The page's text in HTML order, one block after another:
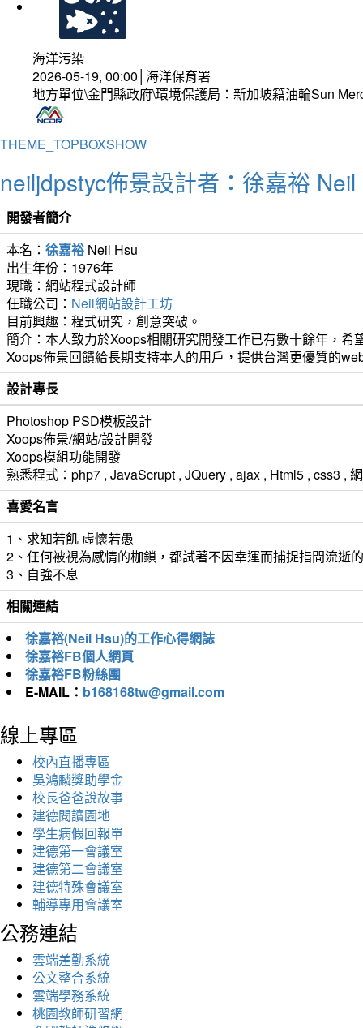
海洋污染
2026-05-19, 00:00│海洋保育署
地方單位\金門縣政府\環境保護局：新加坡籍油輪Sun
THEME_TOPBOXSHOW
neiljdpstyc佈景設計者：徐嘉裕
開發者簡介
本名： 徐嘉裕 Neil Hsu
出生年份：1976年
現職：網站程式設計師
任職公司： Neil網站設計工坊
目前興趣：程式研究，創意突破。
簡介：本人致力於Xoops相關研究開發工作已有數十餘年，
Xoops佈景回饋給長期支持本人的用戶，提供台灣更優質的
設計專長
Photoshop PSD模板設計
Xoops佈景/網站/設計開發
Xoops模組功能開發
熟悉程式：php7 , JavaScrupt , JQuery , ajax , Html5 , css3 ,
喜愛名言
1、求知若飢 虛懷若愚
2、任何被視為感情的枷鎖，都試著不因幸運而捕捉指間流逝
3、自強不息
相關連結
徐嘉裕(Neil Hsu)的工作心得網誌
徐嘉裕FB個人網頁
徐嘉裕FB粉絲團
E-MAIL： b168168tw@gmail.com
線上專區
校內直播專區
吳鴻麟獎助學金
校長爸爸說故事
建德閱讀園地
學生病假回報單
建德第一會議室
建德第二會議室
建德特殊會議室
輔導專用會議室
公務連結
雲端差勤系統
公文整合系統
雲端學務系統
桃園教師研習網